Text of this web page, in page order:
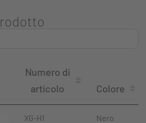
Numero di
articolo
Colore
XG-H1
Nero